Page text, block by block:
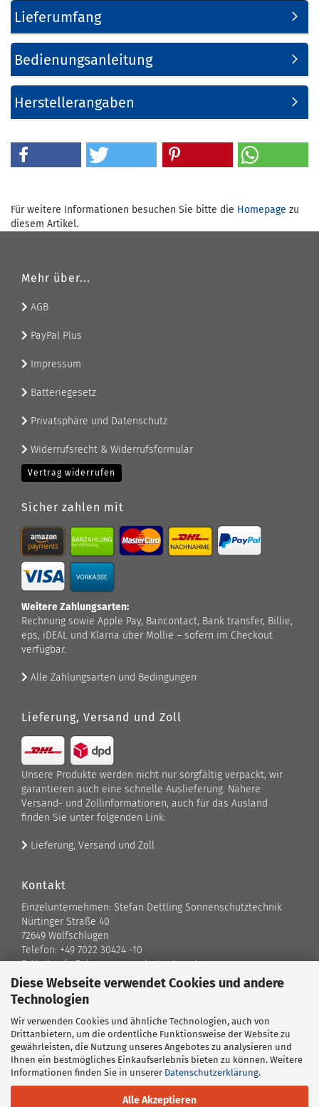
Diese Webseite verwendet Cookies und andere
Technologien
Wir verwenden Cookies und ähnliche Technologien, auch von
Drittanbietern, um die ordentliche Funktionsweise der Website zu
gewährleisten, die Nutzung unseres Angebotes zu analysieren und
Ihnen ein bestmögliches Einkaufserlebnis bieten zu können. Weitere
Informationen finden Sie in unserer Datenschutzerklärung.
Alle Akzeptieren
Lieferumfang
Bedienungsanleitung
Herstellerangaben
Für weitere Informationen besuchen Sie bitte die Homepage zu
diesem Artikel.
Mehr über...
AGB
PayPal Plus
Impressum
Batteriegesetz
Privatsphäre und Datenschutz
Widerrufsrecht & Widerrufsformular
Vertrag widerrufen
Sicher zahlen mit
Weitere Zahlungsarten:
Rechnung sowie Apple Pay, Bancontact, Bank transfer, Billie,
eps, iDEAL und Klarna über Mollie – sofern im Checkout
verfügbar.
Alle Zahlungsarten und Bedingungen
Lieferung, Versand und Zoll
Unsere Produkte werden nicht nur sorgfältig verpackt, wir
garantieren auch eine schnelle Auslieferung. Nähere
Versand- und Zollinformationen, auch für das Ausland
finden Sie unter folgenden Link:
Lieferung, Versand und Zoll
Kontakt
Einzelunternehmen: Stefan Dettling Sonnenschutztechnik
Nürtinger Straße 40
72649 Wolfschlugen
Telefon: +49 7022 30424 -10
E-Mail: info@der-sonnenschutz-shop.de
Kontaktformular
Standort
Ansprechpartner